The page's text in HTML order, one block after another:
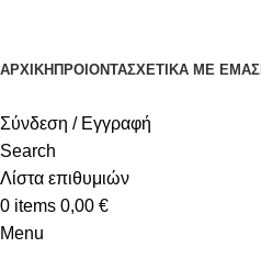
ΑΡΧΙΚΉ ΠΡΟΙΟΝΤΑΣΧΕΤΙΚΆ ΜΕ ΕΜΆΣ
Σύνδεση / Εγγραφή
Search
Λίστα επιθυμιών
0 items 0,00 €
Menu